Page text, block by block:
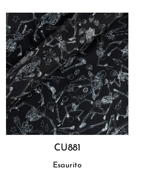
CU881
Esaurito